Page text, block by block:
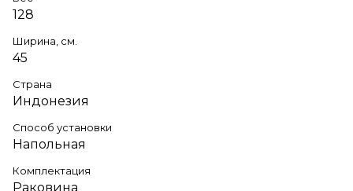
128
Ширина, см.
45
Страна
Индонезия
Способ установки
Напольная
Комплектация
Раковина